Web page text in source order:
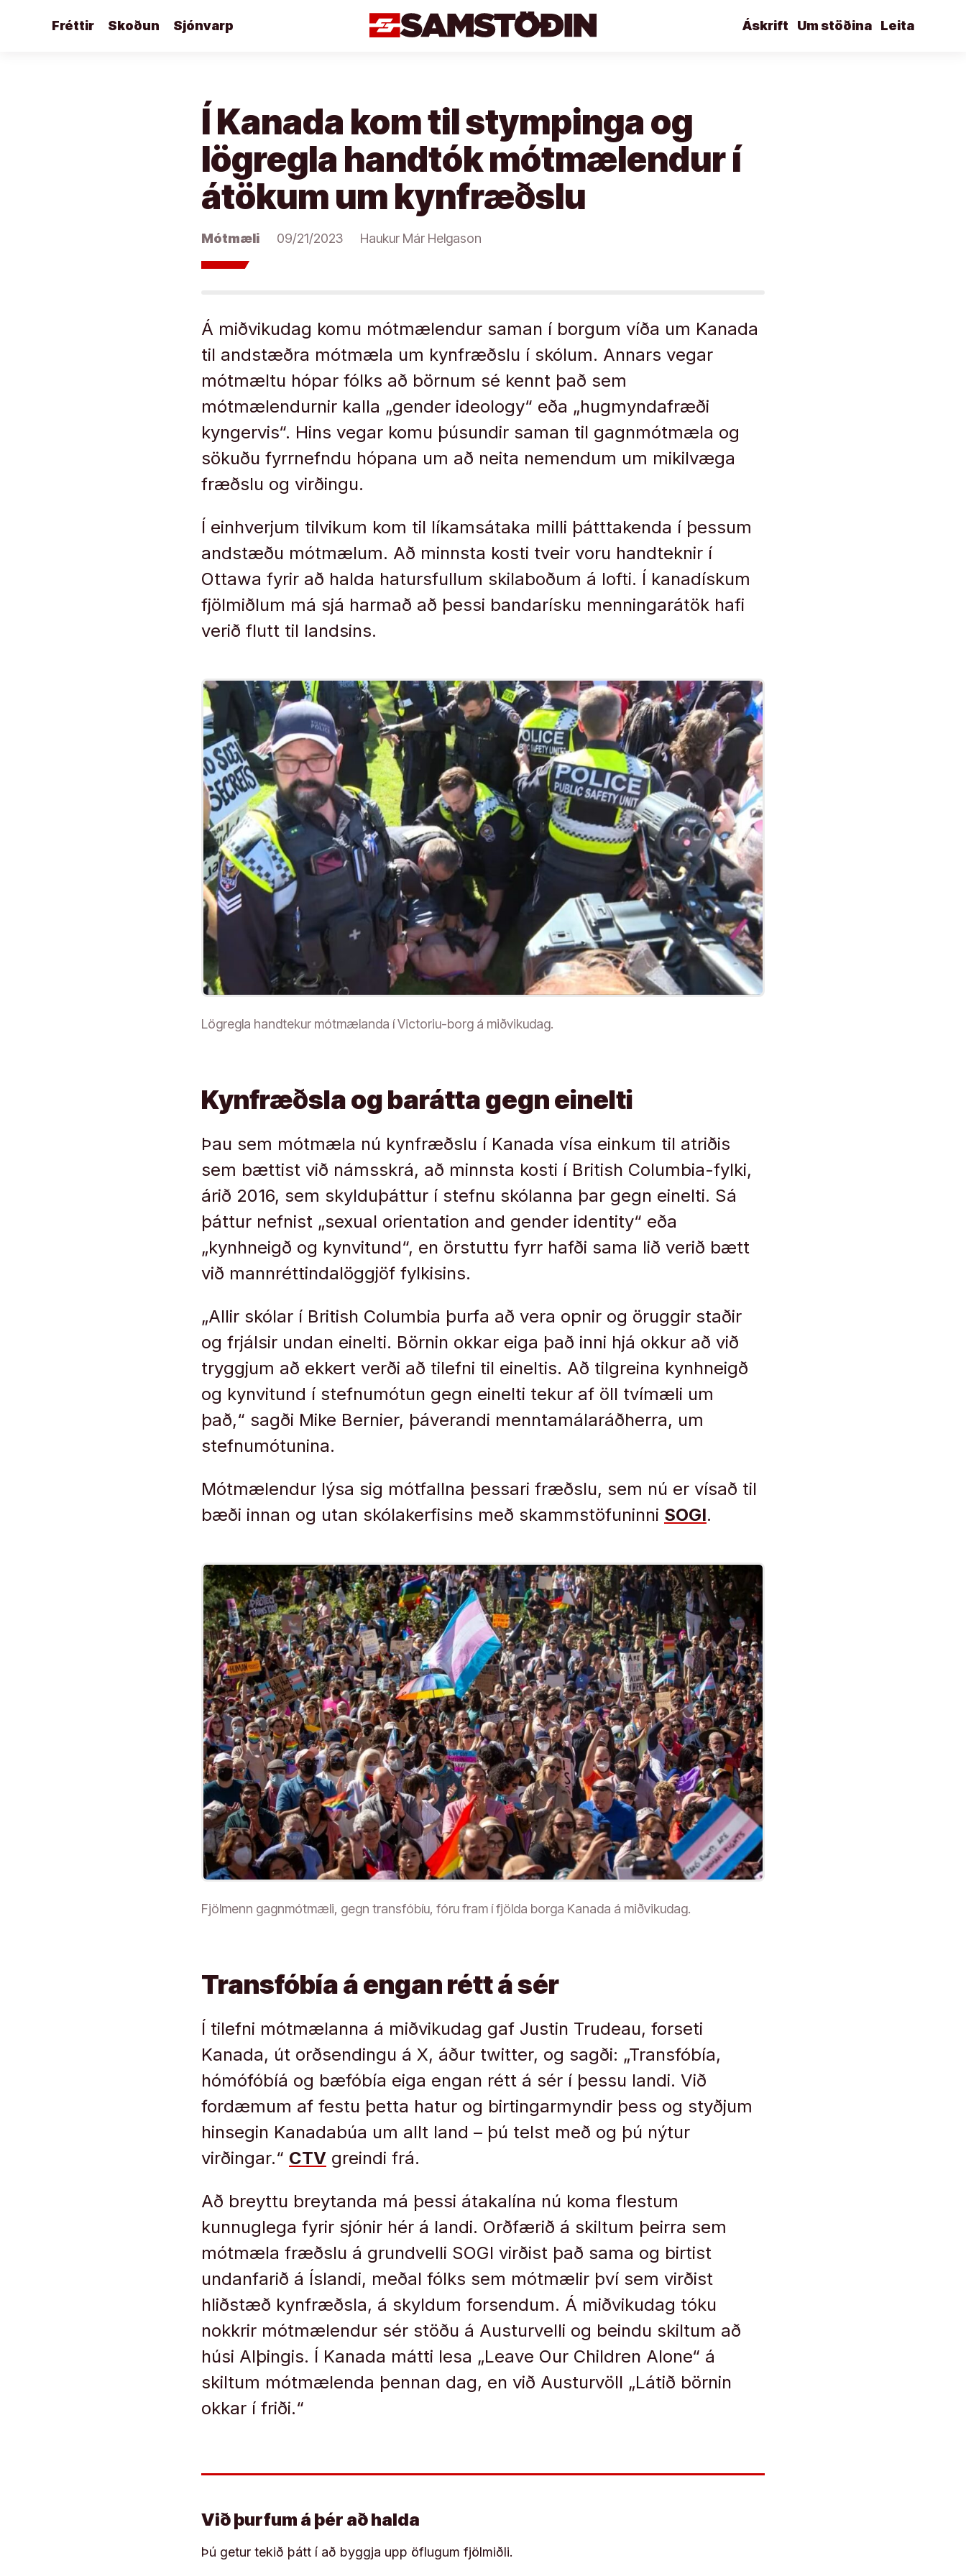
Fréttir Skoðun Sjónvarp Leita
Um stöðina
Áskrift
Í Kanada kom til stympinga og
lögregla handtók mótmælendur í
átökum um kynfræðslu
Mótmæli 09/21/2023 Haukur Már Helgason
Á miðvikudag komu mótmælendur saman í borgum víða um Kanada
til andstæðra mótmæla um kynfræðslu í skólum. Annars vegar
mótmæltu hópar fólks að börnum sé kennt það sem
mótmælendurnir kalla „gender ideology“ eða „hugmyndafræði
kyngervis“. Hins vegar komu þúsundir saman til gagnmótmæla og
sökuðu fyrrnefndu hópana um að neita nemendum um mikilvæga
fræðslu og virðingu.
Í einhverjum tilvikum kom til líkamsátaka milli þátttakenda í þessum
andstæðu mótmælum. Að minnsta kosti tveir voru handteknir í
Ottawa fyrir að halda hatursfullum skilaboðum á lofti. Í kanadískum
fjölmiðlum má sjá harmað að þessi bandarísku menningarátök hafi
verið flutt til landsins.
Lögregla handtekur mótmælanda í Victoriu-borg á miðvikudag.
Kynfræðsla og barátta gegn einelti
Þau sem mótmæla nú kynfræðslu í Kanada vísa einkum til atriðis
sem bættist við námsskrá, að minnsta kosti í British Columbia-fylki,
árið 2016, sem skylduþáttur í stefnu skólanna þar gegn einelti. Sá
þáttur nefnist „sexual orientation and gender identity“ eða
„kynhneigð og kynvitund“, en örstuttu fyrr hafði sama lið verið bætt
við mannréttindalöggjöf fylkisins.
„Allir skólar í British Columbia þurfa að vera opnir og öruggir staðir
og frjálsir undan einelti. Börnin okkar eiga það inni hjá okkur að við
tryggjum að ekkert verði að tilefni til eineltis. Að tilgreina kynhneigð
og kynvitund í stefnumótun gegn einelti tekur af öll tvímæli um
það,“ sagði Mike Bernier, þáverandi menntamálaráðherra, um
stefnumótunina.
Mótmælendur lýsa sig mótfallna þessari fræðslu, sem nú er vísað til
bæði innan og utan skólakerfisins með skammstöfuninni SOGI.
Fjölmenn gagnmótmæli, gegn transfóbíu, fóru fram í fjölda borga Kanada á miðvikudag.
Transfóbía á engan rétt á sér
Í tilefni mótmælanna á miðvikudag gaf Justin Trudeau, forseti
Kanada, út orðsendingu á X, áður twitter, og sagði: „Transfóbía,
hómófóbíá og bæfóbía eiga engan rétt á sér í þessu landi. Við
fordæmum af festu þetta hatur og birtingarmyndir þess og styðjum
hinsegin Kanadabúa um allt land – þú telst með og þú nýtur
virðingar.“ CTV greindi frá.
Að breyttu breytanda má þessi átakalína nú koma flestum
kunnuglega fyrir sjónir hér á landi. Orðfærið á skiltum þeirra sem
mótmæla fræðslu á grundvelli SOGI virðist það sama og birtist
undanfarið á Íslandi, meðal fólks sem mótmælir því sem virðist
hliðstæð kynfræðsla, á skyldum forsendum. Á miðvikudag tóku
nokkrir mótmælendur sér stöðu á Austurvelli og beindu skiltum að
húsi Alþingis. Í Kanada mátti lesa „Leave Our Children Alone“ á
skiltum mótmælenda þennan dag, en við Austurvöll „Látið börnin
okkar í friði.“
Við þurfum á þér að halda
Þú getur tekið þátt í að byggja upp öflugum fjölmiðli.